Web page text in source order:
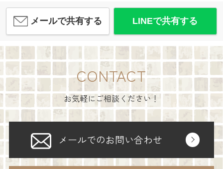
メールで共有する LINEで共有する
CONTACT
お気軽にご相談ください！
メールでのお問い合わせ